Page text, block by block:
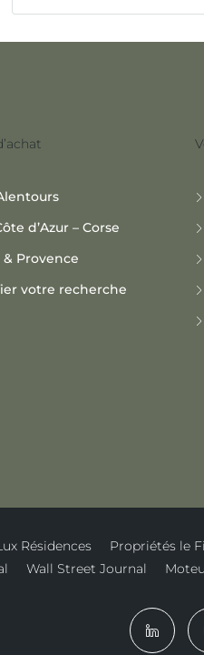
d’Azur – Corse
& Provence
votre recherche
Résidences Propriétés le
Wall Street Journal